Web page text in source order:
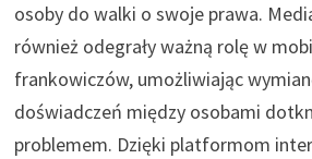
osoby do walki o swoje prawa.
również odegrały ważną rolę w
frankowiczów, umożliwiając
doświadczeń między osobami
problemem. Dzięki platformom